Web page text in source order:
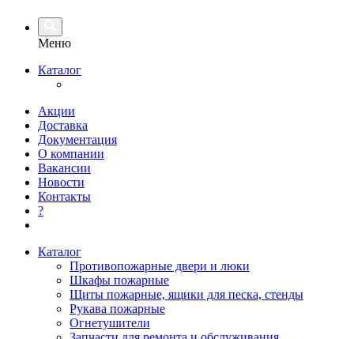
Меню
Каталог
Акции
Доставка
Документация
О компании
Вакансии
Новости
Контакты
?
Каталог
Противопожарные двери и люки
Шкафы пожарные
Щиты пожарные, ящики для песка, стенды
Рукава пожарные
Огнетушители